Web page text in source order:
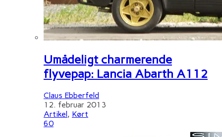
Umådeligt charmerende
flyvepap: Lancia Abarth A112
Claus Ebberfeld
12. februar 2013
Artikel, Kørt
60